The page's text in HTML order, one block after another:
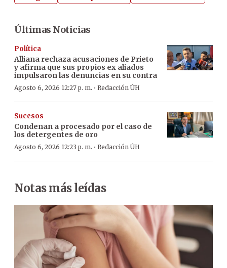
Últimas Noticias
Política
Alliana rechaza acusaciones de Prieto
y afirma que sus propios ex aliados
impulsaron las denuncias en su contra
Agosto 6, 2026 12:27 p. m. · Redacción ÚH
Sucesos
Condenan a procesado por el caso de
los detergentes de oro
Agosto 6, 2026 12:23 p. m. · Redacción ÚH
Notas más leídas